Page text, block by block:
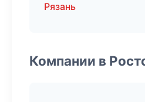
Рязань
Компании в